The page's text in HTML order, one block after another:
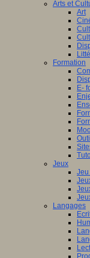
Arts et
Art
Formation
E-
Jeux
Jeu
Langages